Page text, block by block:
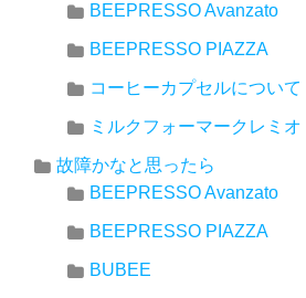
BEEPRESSO Avanzato
BEEPRESSO PIAZZA
コーヒーカプセルについて
ミルクフォーマークレミオ
故障かなと思ったら
BEEPRESSO Avanzato
BEEPRESSO PIAZZA
BUBEE